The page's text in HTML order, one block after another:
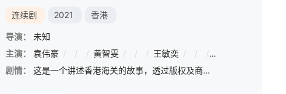
/ 袁洁仪 / 李任燊 李日升 / 姚亦澧 / 孟希璘 王卓淇
连续剧 2021 香港
导演：
未知
主演：
袁伟豪 / / / 黄智雯 / / / 王敏奕 / / / 陈家乐
剧情：
这是一个讲述香港海关的故事，透过版权及商标调查科高级监督海锋(袁伟豪 饰)、贸易管制处总贸易管制主任关佩欣(黄智雯 饰)、海关毒品调查课监督温芷祺(王敏奕 饰)，三人带领一众海关菁英及年青新晋，包括有